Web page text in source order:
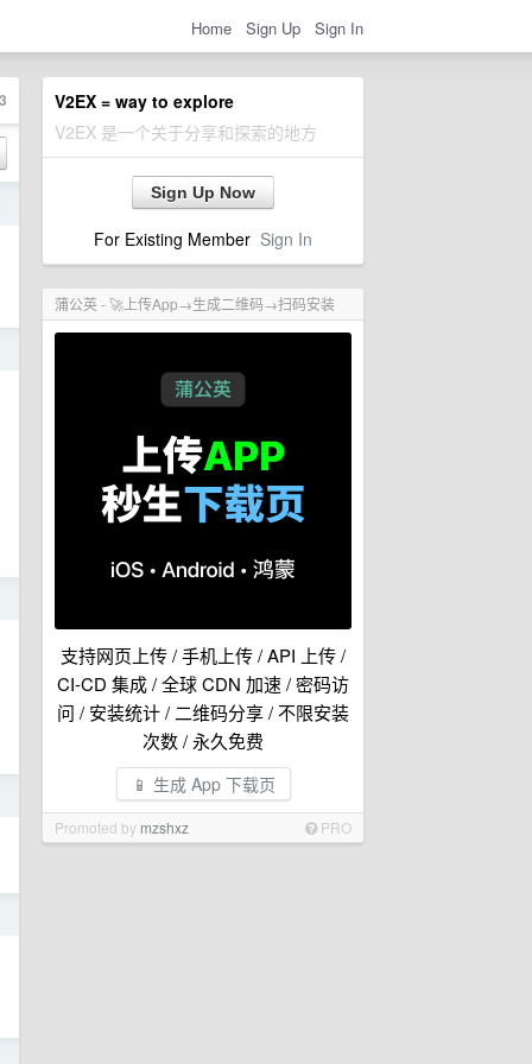
Home Sign Up Sign In
V2EX = way to explore
V2EX 是一个关于分享和探索的地方
Sign Up Now
For Existing Member Sign In
蒲公英 - 🚀上传App→生成二维码→扫码安装
支持网页上传 / 手机上传 / API 上传 /
CI-CD 集成 / 全球 CDN 加速 / 密码访
问 / 安装统计 / 二维码分享 / 不限安装
次数 / 永久免费
📱 生成 App 下载页
Promoted by mzshxz PRO